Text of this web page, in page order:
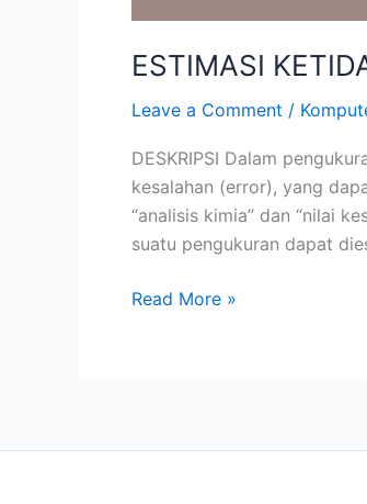
ESTIMASI
Leave a Comment /
DESKRIPSI Dalam
kesalahan (error), yang
“analisis kimia” dan “nilai
suatu pengukuran dapat
Read More »